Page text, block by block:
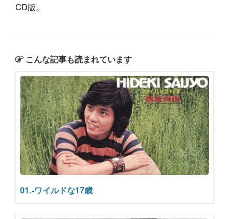
CD版。
こんな記事も読まれています
01.-ワイルドな17歳